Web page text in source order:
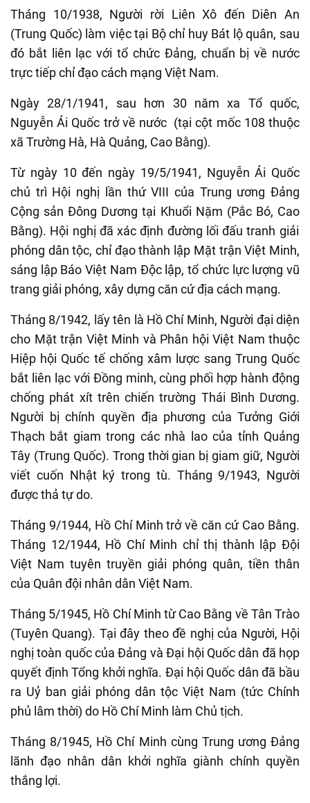
Tháng 10/1938, Người rời Liên Xô đến Diên An
(Trung Quốc) làm việc tại Bộ chỉ huy Bát lộ quân, sau
đó bắt liên lạc với tổ chức Đảng, chuẩn bị về nước
trực tiếp chỉ đạo cách mạng Việt Nam.
Ngày 28/1/1941, sau hơn 30 năm xa Tổ quốc,
Nguyễn Ái Quốc trở về nước (tạicột mốc 108 thuộc
xã Trường Hà, Hà Quảng, Cao Bằng).
Từ ngày 10 đến ngày 19/5/1941, Nguyễn Ái Quốc
chủ trì Hội nghị lần thứ VIII của Trung ương Đảng
Cộng sản Đông Dương tại Khuổi Nặm (Pắc Bó, Cao
Bằng). Hội nghị đã xác định đường lối đấu tranh giải
phóng dân tộc, chỉ đạo thành lập Mặt trận Việt Minh,
sáng lập Báo Việt Nam Độc lập, tổ chức lực lượng vũ
trang giải phóng, xây dựng căn cứ địa cách mạng.
Tháng 8/1942, lấy tên là Hồ Chí Minh, Người đại diện
cho Mặt trận Việt Minh và Phân hội Việt Nam thuộc
Hiệp hội Quốc tế chống xâm lược sang Trung Quốc
bắt liên lạc với Đồng minh, cùng phối hợp hành động
chống phát xít trên chiến trường Thái Bình Dương.
Người bị chính quyền địa phương của Tưởng Giới
Thạch bắt giam trong các nhà lao của tỉnh Quảng
Tây (Trung Quốc). Trong thời gian bị giam giữ, Người
viết cuốn Nhật ký trong tù. Tháng 9/1943, Người
được thả tự do.
Tháng 9/1944, Hồ Chí Minh trở về căn cứ Cao Bằng.
Tháng 12/1944, Hồ Chí Minh chỉ thị thành lập Đội
Việt Nam tuyên truyền giải phóng quân, tiền thân
của Quân đội nhân dân Việt Nam.
Tháng 5/1945, Hồ Chí Minh từCao Bằng về Tân Trào
(Tuyên Quang). Tại đây theo đề nghị của Người, Hội
nghị toàn quốc của Đảng và Đại hội Quốc dân đã họp
quyết định Tổng khởi nghĩa. Đại hội Quốc dân đã bầu
ra Uỷ ban giải phóng dân tộc Việt Nam (tức Chính
phủ lâm thời) do Hồ Chí Minh làm Chủ tịch.
Tháng 8/1945, Hồ Chí Minh cùng Trung ương Đảng
lãnh đạo nhân dân khởi nghĩa giành chính quyền
thắng lợi.